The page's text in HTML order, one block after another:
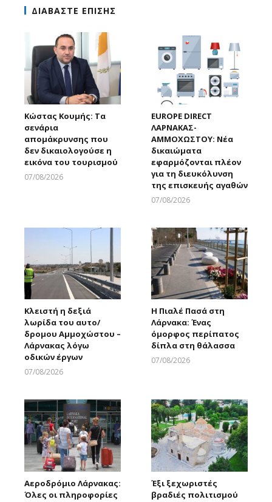
ΔΙΑΒΑΣΤΕ ΕΠΙΣΗΣ
Κώστας Κουμής: Τα
σενάρια
απομάκρυνσης που
δεν δικαιολογούσε η
εικόνα του τουρισμού
07/08/2026
EUROPE DIRECT
ΛΑΡΝΑΚΑΣ-
ΑΜΜΟΧΩΣΤΟΥ: Νέα
δικαιώματα
εφαρμόζονται πλέον
για τη διευκόλυνση
της επισκευής αγαθών
07/08/2026
Κλειστή η δεξιά
λωρίδα του αυτο/
δρομου Αμμοχώστου –
Λάρνακας λόγω
οδικών έργων
07/08/2026
Η Πιαλέ Πασά στη
Λάρνακα: Ένας
όμορφος περίπατος
δίπλα στη θάλασσα
07/08/2026
Αεροδρόμιο Λάρνακας:
Όλες οι πληροφορίες
Έξι ξεχωριστές
βραδιές πολιτισμού